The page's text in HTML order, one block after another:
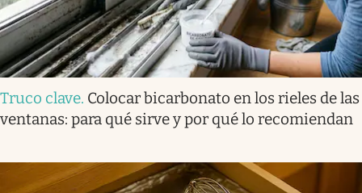
Truco clave. Colocar bicarbonato en los rieles de las
ventanas: para qué sirve y por qué lo recomiendan